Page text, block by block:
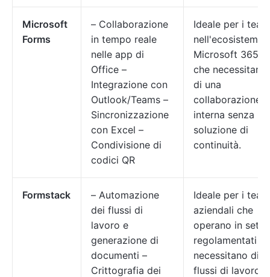
Microsoft
Forms
– Collaborazione
in tempo reale
nelle app di
Office –
Integrazione con
Outlook/Teams –
Sincronizzazione
con Excel –
Condivisione di
codici QR
Ideale per i team
nell'ecosistema
Microsoft 365
che necessitano
di una
collaborazione
interna senza
soluzione di
continuità.
Formstack
– Automazione
dei flussi di
lavoro e
generazione di
documenti –
Crittografia dei
Ideale per i team
aziendali che
operano in
regolamentati e
necessitano di
flussi di lavoro